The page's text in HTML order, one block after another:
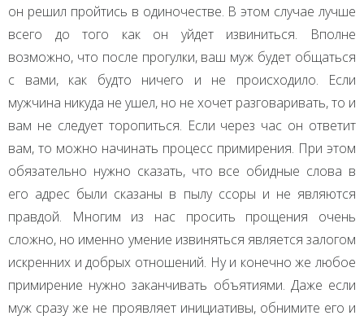
он решил пройтись в одиночестве. В этом случае лучше
всего до того как он уйдет извиниться. Вполне
возможно, что после прогулки, ваш муж будет общаться
с вами, как будто ничего и не происходило. Если
мужчина никуда не ушел, но не хочет разговаривать, то и
вам не следует торопиться. Если через час он ответит
вам, то можно начинать процесс примирения. При этом
обязательно нужно сказать, что все обидные слова в
его адрес были сказаны в пылу ссоры и не являются
правдой. Многим из нас просить прощения очень
сложно, но именно умение извиняться является залогом
искренних и добрых отношений. Ну и конечно же любое
примирение нужно заканчивать объятиями. Даже если
муж сразу же не проявляет инициативы, обнимите его и